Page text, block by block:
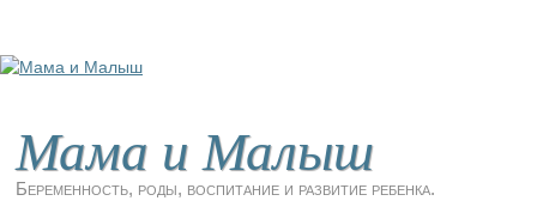
Мама и Малыш
Беременность, роды, воспитание и развитие ребенка.